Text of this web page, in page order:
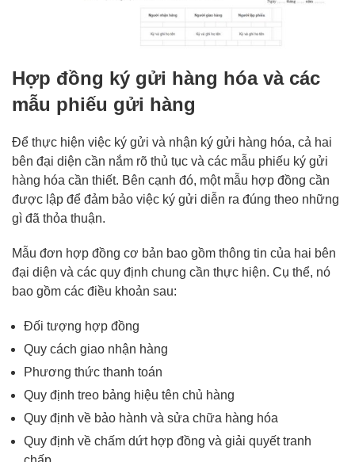
Hợp đồng ký gửi hàng hóa và các
mẫu phiếu gửi hàng
Để thực hiện việc ký gửi và nhận ký gửi hàng hóa, cả hai
bên đại diện cần nắm rõ thủ tục và các mẫu phiếu ký gửi
hàng hóa cần thiết. Bên cạnh đó, một mẫu hợp đồng cần
được lập để đảm bảo việc ký gửi diễn ra đúng theo những
gì đã thỏa thuận.
Mẫu đơn hợp đồng cơ bản bao gồm thông tin của hai bên
đại diện và các quy định chung cần thực hiện. Cụ thể, nó
bao gồm các điều khoản sau:
Đối tượng hợp đồng
Quy cách giao nhận hàng
Phương thức thanh toán
Quy định treo bảng hiệu tên chủ hàng
Quy định về bảo hành và sửa chữa hàng hóa
Quy định về chấm dứt hợp đồng và giải quyết tranh